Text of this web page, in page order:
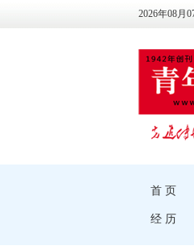
2026年08月
首 页
经 历